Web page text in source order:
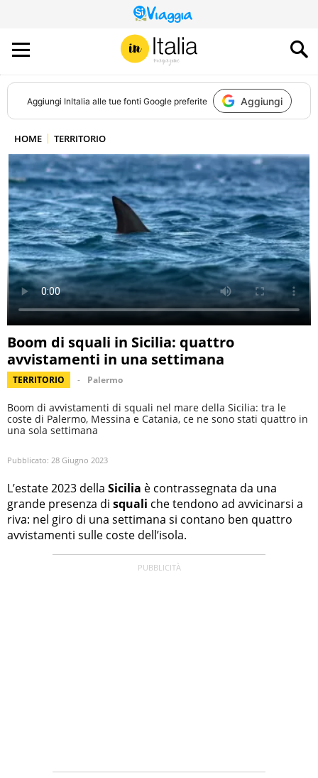
QUESTO
SITO
CONTRIBUISCE
ALL’AUDIENCE
DI
Aggiungi InItalia alle tue fonti Google preferite Aggiungi
HOME TERRITORIO
Boom di squali in Sicilia: quattro
avvistamenti in una settimana
TERRITORIO Palermo
Boom di avvistamenti di squali nel mare della Sicilia: tra le
coste di Palermo, Messina e Catania, ce ne sono stati quattro in
una sola settimana
Pubblicato: 28 Giugno 2023
L’estate 2023 della Sicilia è contrassegnata da una
grande presenza di squali che tendono ad avvicinarsi a
riva: nel giro di una settimana si contano ben quattro
avvistamenti sulle coste dell’isola.